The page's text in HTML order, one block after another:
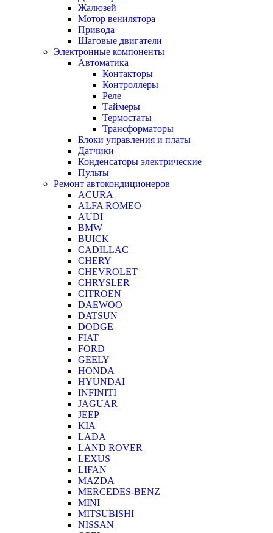
Жалюзей
Мотор венилятора
Привода
Шаговые двигатели
Электронные компоненты
Автоматика
Контакторы
Контроллеры
Реле
Таймеры
Термостаты
Трансформаторы
Блоки управления и платы
Датчики
Конденсаторы электрические
Пульты
Ремонт автокондиционеров
ACURA
ALFA ROMEO
AUDI
BMW
BUICK
CADILLAC
CHERY
CHEVROLET
CHRYSLER
CITROEN
DAEWOO
DATSUN
DODGE
FIAT
FORD
GEELY
HONDA
HYUNDAI
INFINITI
JAGUAR
JEEP
KIA
LADA
LAND ROVER
LEXUS
LIFAN
MAZDA
MERCEDES-BENZ
MINI
MITSUBISHI
NISSAN